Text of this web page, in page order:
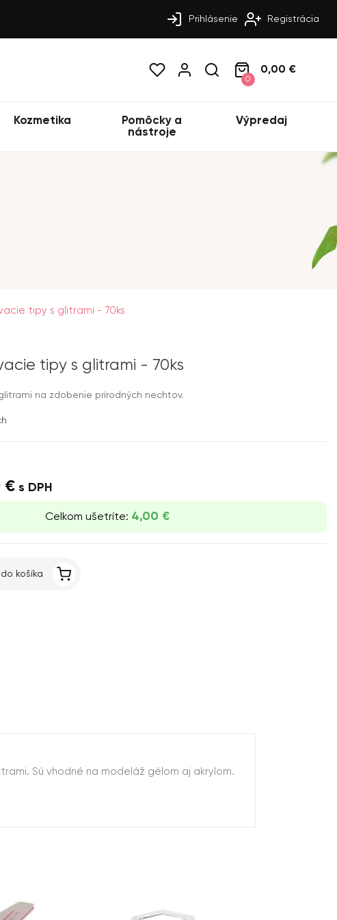
Prihlásenie Registrácia
0
0,00 €
Kozmetika
Pomôcky a
nástroje
Výpredaj
tipy s glitrami - 70ks
tipy s glitrami - 70ks
na zdobenie prírodných nechtov.
€ s DPH
Celkom ušetríte: 4,00 €
košíka
Sú vhodné na modeláž gélom aj akrylom.